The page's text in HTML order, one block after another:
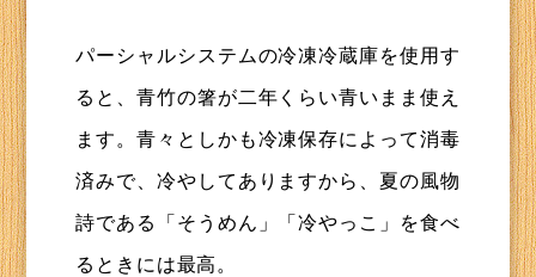
パーシャルシステムの冷凍冷蔵庫を使用す
ると、青竹の箸が二年くらい青いまま使え
ます。青々としかも冷凍保存によって消毒
済みで、冷やしてありますから、夏の風物
詩である「そうめん」「冷やっこ」を食べ
るときには最高。